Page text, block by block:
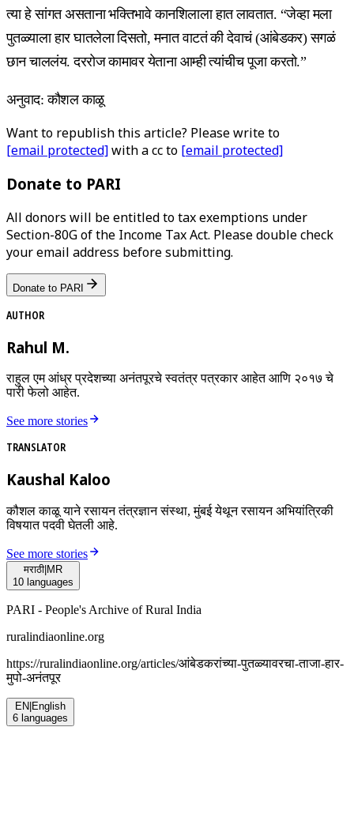
त्या हे सांगत असताना भक्तिभावे कानशिलाला हात लावतात. “जेव्हा मला
पुतळ्याला हार घातलेला दिसतो, मनात वाटतं की देवाचं (आंबेडकर) सगळं
छान चाललंय. दररोज कामावर येताना आम्ही त्यांचीच पूजा करतो.”
अनुवाद: कौशल काळू
Want to republish this article? Please write to
[email protected]with a cc to [email protected]
Donate to PARI
All donors will be entitled to tax exemptions under
Section-80G of the Income Tax Act. Please double check
your email address before submitting.
Donate to PARI
AUTHOR
Rahul M.
राहुल एम आंध्र प्रदेशच्या अनंतपूरचे स्वतंत्र पत्रकार आहेत आणि २०१७ चे
पारी फेलो आहेत.
See more stories
TRANSLATOR
Kaushal Kaloo
कौशल काळू याने रसायन तंत्रज्ञान संस्था, मुंबई येथून रसायन अभियांत्रिकी
विषयात पदवी घेतली आहे.
See more stories
मराठी|MR
10 languages
PARI - People's Archive of Rural India
ruralindiaonline.org
https://ruralindiaonline.org/articles/आंबेडकरांच्या-पुतळ्यावरचा-ताजा-हार-
मुपो-अनंतपूर
EN|English
6 languages